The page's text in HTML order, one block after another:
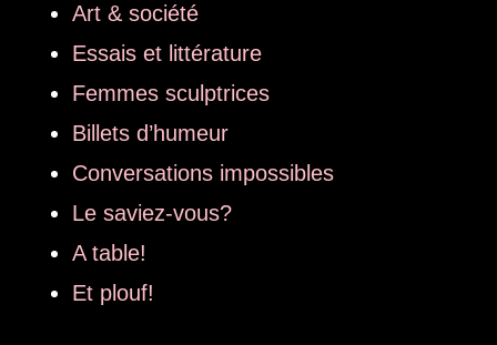
Art & société
Essais et littérature
Femmes sculptrices
Billets d’humeur
Conversations impossibles
Le saviez-vous?
A table!
Et plouf!